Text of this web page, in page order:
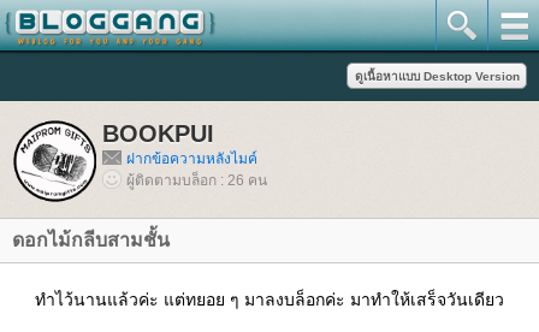
BOOKPUI
ฝากข้อความหลังไมค์
ผู้ติดตามบล็อก : 26 คน
ดอกไม้กลีบสามชั้น
ทำไว้นานแล้วค่ะ แต่ทยอย ๆ มาลงบล็อกค่ะ มาทำให้เสร็จวันเดียว